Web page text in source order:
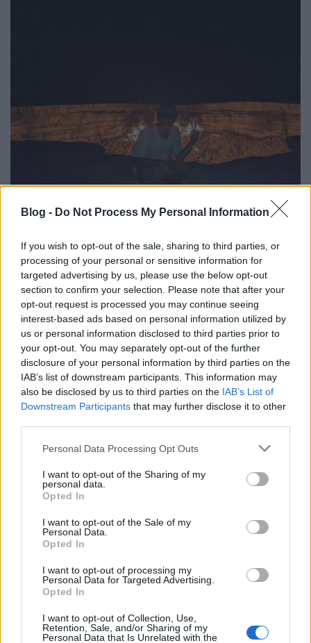
Blog - Do Not Process My Personal Information
If you wish to opt-out of the sale, sharing to third parties, or
processing of your personal or sensitive information for
targeted advertising by us, please use the below opt-out
section to confirm your selection. Please note that after your
opt-out request is processed you may continue seeing
interest-based ads based on personal information utilized by
us or personal information disclosed to third parties prior to
your opt-out. You may separately opt-out of the further
disclosure of your personal information by third parties on the
IAB’s list of downstream participants. This information may
also be disclosed by us to third parties on the IAB’s List of
Downstream Participants that may further disclose it to other
Please note that this website/app uses one or more Google
not limited to your visit or usage behaviour. You may click to
grant or deny consent to Google and its third-party tags to
use your data for below specified purposes in below Google
consent section.
Personal Data Processing Opt Outs
I want to opt-out of the Sharing of my
personal data.
Opted In
I want to opt-out of the Sale of my
Personal Data.
Opted In
I want to opt-out of processing my
Personal Data for Targeted Advertising.
Opted In
I want to opt-out of Collection, Use,
Retention, Sale, and/or Sharing of my
Personal Data that Is Unrelated with the
HOLI-t mégsem nagyon lehetett mostanában élőben
látni, mert aLevegőkiadásával párhuzamosan
világkörüli biciklitúrára indult. Aztán egyszercsak
kapott egy meghívását a Feldmár Intézet nyári
egyetemére, és úgy gondolta, ha már itthon van,
összehoz egy pesti koncertet is. A fellépésről ezt
mondta Olivér:
„Wadi al Shabban ülök egy padon, mindjárt hajnali
Intézet emailben kérdezte, fellépnék-e a HOLI-val
befizettem erre, soha nem láttam még őt élőben,
most lett 84. Írtam, hogy wooow, nagyon köszi,
anyagi kiesést jelentene nekem, de ha állják az oda-
vissza repjegyet, nagyon szívesen. És most láttam,
Mumbaiban. Augusztus elején hazarepülök, és
szeptemberben vissza. Kell 1 BP is akkor már. És
gyerekkori első zenész legjobb spanom, Tibi legyen
a basszusos! Légyszi! Megcsináljuk élőben az összes